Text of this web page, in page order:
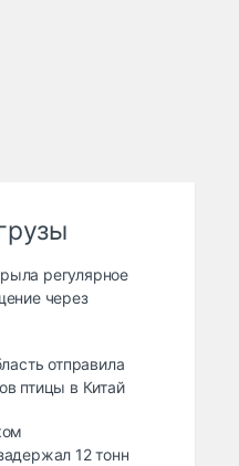
регулярное
через
отправила
птицы в Китай
12 тонн